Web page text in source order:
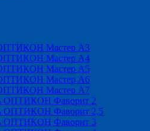
Мастер А3
Мастер А4
Мастер А5
Мастер А6
Мастер А7
ОПТИКОН Фаворит 2
ОПТИКОН Фаворит 2,5
ОПТИКОН Фаворит 3